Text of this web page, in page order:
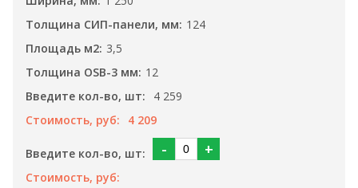
124
3,5
12
4 259
4 209
- +